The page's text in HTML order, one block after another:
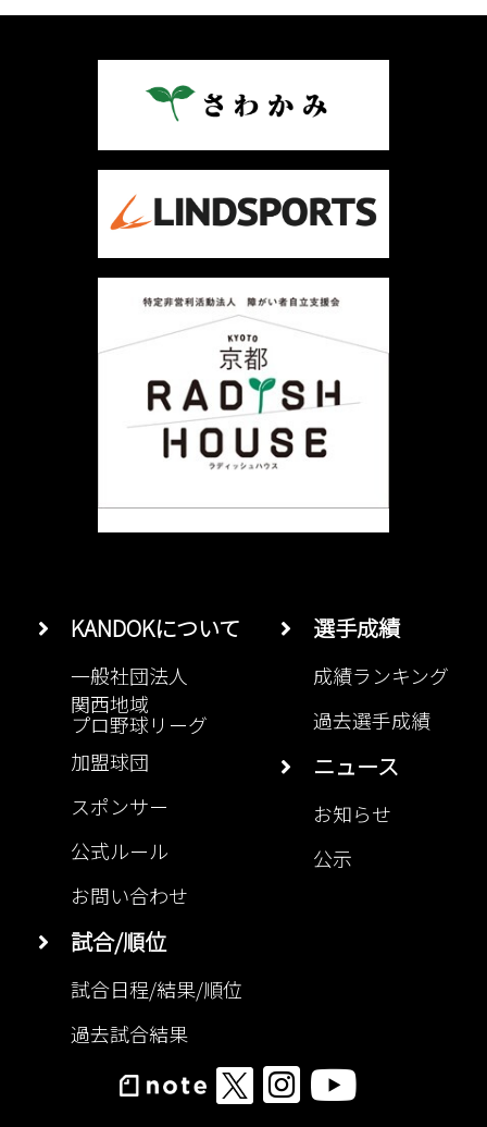
KANDOKについて
一般社団法人
関西地域
プロ野球リーグ
加盟球団
スポンサー
公式ルール
お問い合わせ
試合/順位
試合日程/結果/順位
過去試合結果
選手成績
成績ランキング
過去選手成績
ニュース
お知らせ
公示